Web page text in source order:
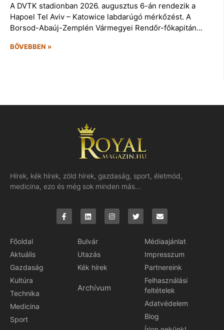
A DVTK stadionban 2026. augusztus 6-án rendezik a
Hapoel Tel Aviv – Katowice labdarúgó mérkőzést. A
Borsod-Abaúj-Zemplén Vármegyei Rendőr-főkapitán…
BŐVEBBEN »
Hírek, kék hírek, zöld hírek, gazdaság, sport, életmód,
medicina, ezo és még sok minden más…
Főoldal
Aktuális
Gazdaság
Kultúra
Technika
Medicina
Sport
Bulvár
Utazás
Kék hírek
Archívum
Médiaajánlat
Impresszum
Partnereink
Felhasználási
feltételek
Adatvédelem
Blog